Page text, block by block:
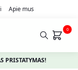
Apie mus
0
PRISTATYMAS!